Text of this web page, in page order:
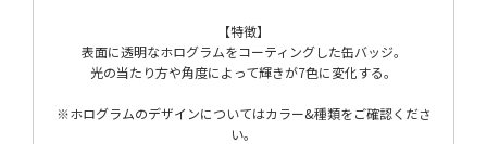
【特徴】
表面に透明なホログラムをコーティングした缶バッジ。
光の当たり方や角度によって輝きが7色に変化する。
※ホログラムのデザインについてはカラー&種類をご確認くださ
い。